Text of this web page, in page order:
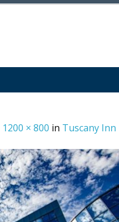
1200 × 800 in Tuscany Inn